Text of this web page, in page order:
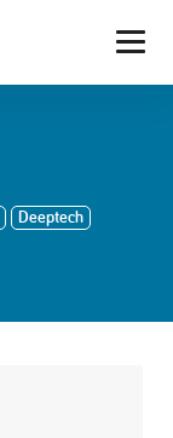
Deeptech